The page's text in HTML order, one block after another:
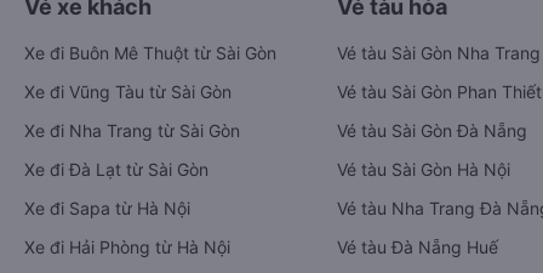
Vé xe khách
Xe đi Buôn Mê Thuột từ Sài Gòn
Xe đi Vũng Tàu từ Sài Gòn
Xe đi Nha Trang từ Sài Gòn
Xe đi Đà Lạt từ Sài Gòn
Xe đi Sapa từ Hà Nội
Xe đi Hải Phòng từ Hà Nội
Vé tàu hỏa
Vé tàu Sài Gòn Nha Trang
Vé tàu Sài Gòn Phan Thiết
Vé tàu Sài Gòn Đà Nẵng
Vé tàu Sài Gòn Hà Nội
Vé tàu Nha Trang Đà
Vé tàu Đà Nẵng Huế